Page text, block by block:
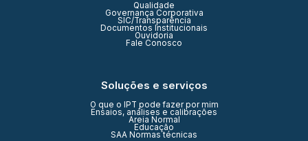
Qualidade
Governança Corporativa
SIC/Transparência
Documentos Institucionais
Ouvidoria
Fale Conosco
Soluções e serviços
O que o IPT pode fazer por mim
Ensaios, análises e calibrações
Areia Normal
Educação
SAA Normas técnicas